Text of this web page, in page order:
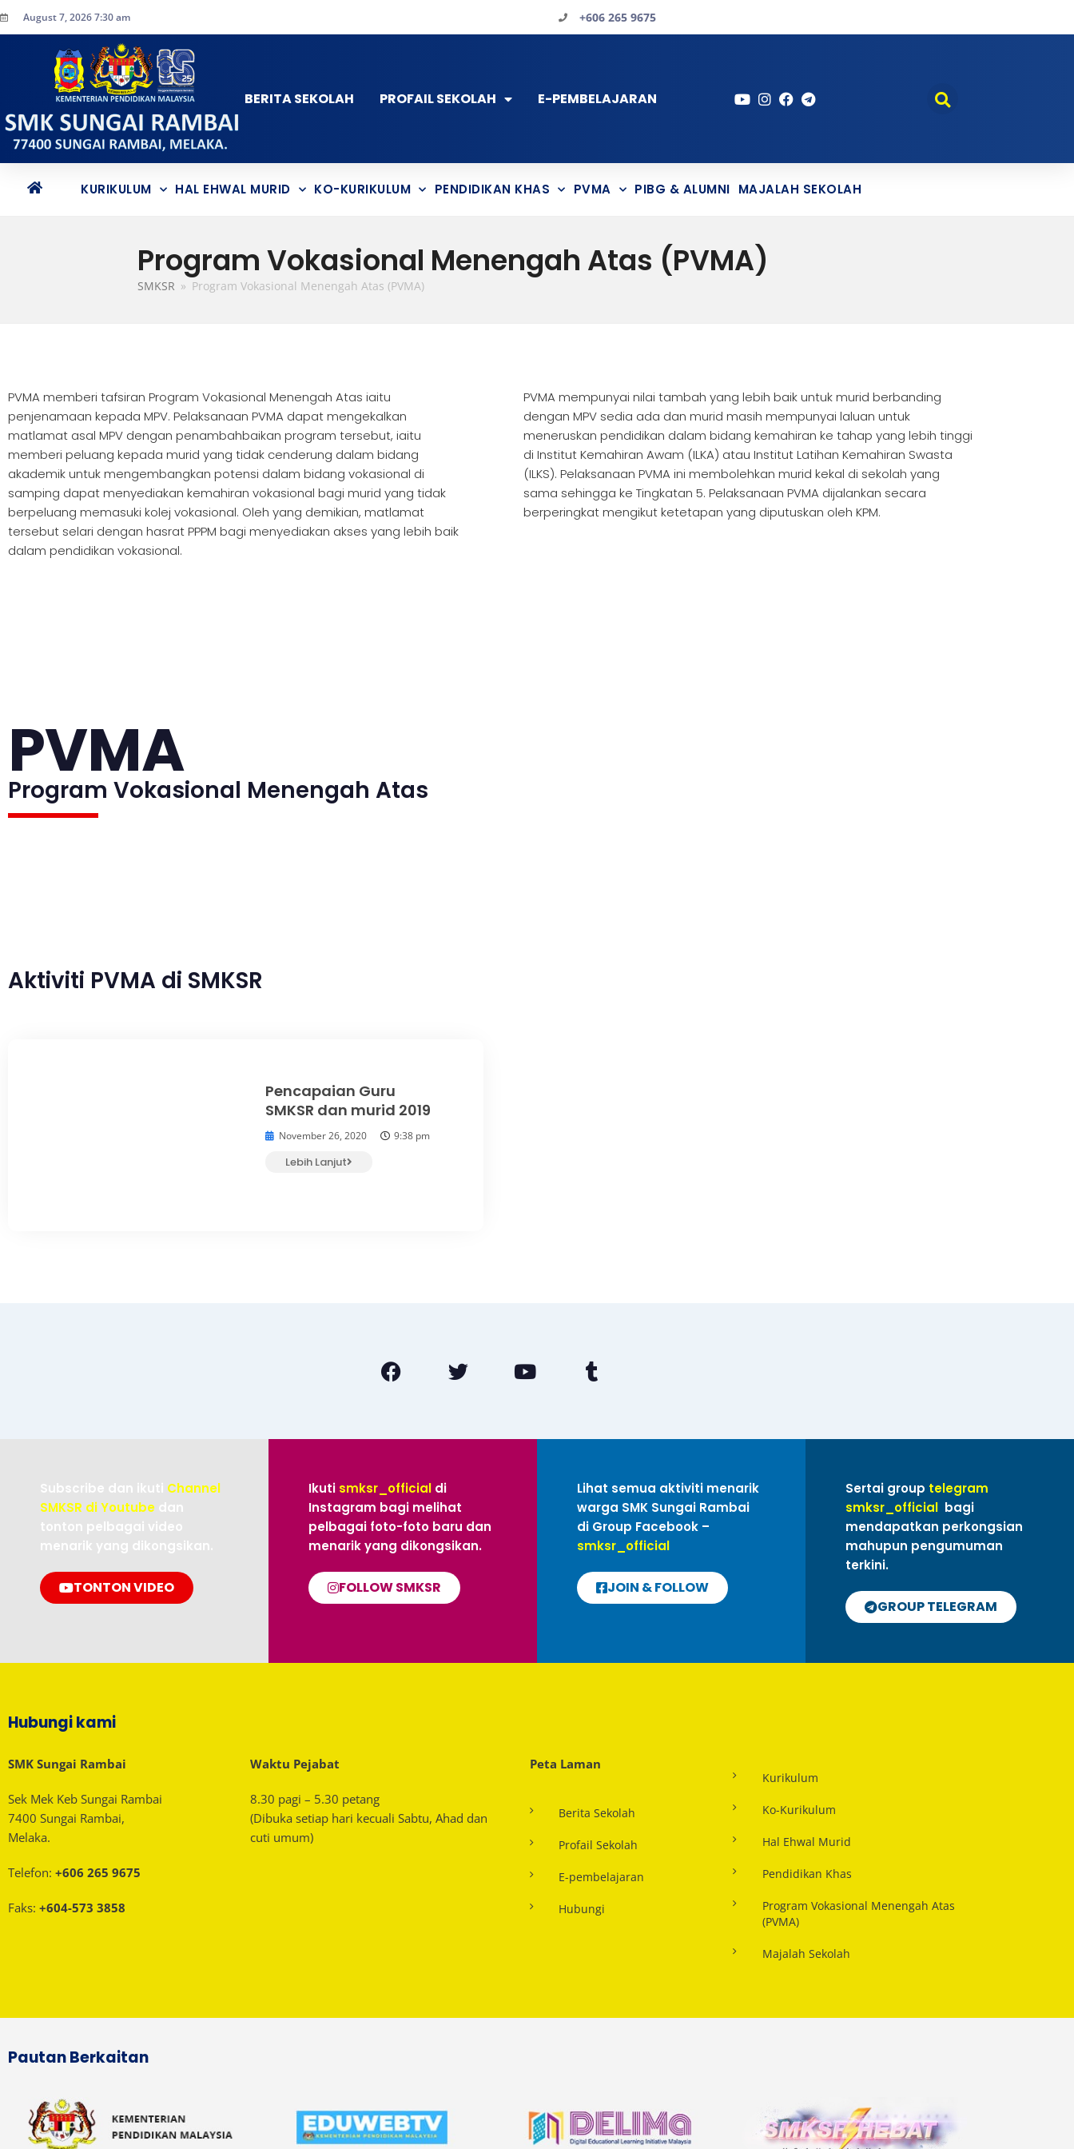
August 7, 2026 7:30 am +606 265 9675
BERITA SEKOLAH PROFAIL SEKOLAH E-PEMBELAJARAN
KURIKULUM HAL EHWAL MURID KO-KURIKULUM PENDIDIKAN KHAS PVMA PIBG & ALUMNI MAJALAH SEKOLAH
Program Vokasional Menengah Atas (PVMA)
SMKSR » Program Vokasional Menengah Atas (PVMA)
PVMA memberi tafsiran Program Vokasional Menengah Atas iaitu
penjenamaan kepada MPV. Pelaksanaan PVMA dapat mengekalkan
matlamat asal MPV dengan penambahbaikan program tersebut, iaitu
memberi peluang kepada murid yang tidak cenderung dalam bidang
akademik untuk mengembangkan potensi dalam bidang vokasional di
samping dapat menyediakan kemahiran vokasional bagi murid yang tidak
berpeluang memasuki kolej vokasional. Oleh yang demikian, matlamat
tersebut selari dengan hasrat PPPM bagi menyediakan akses yang lebih baik
dalam pendidikan vokasional.
PVMA mempunyai nilai tambah yang lebih baik untuk murid berbanding
dengan MPV sedia ada dan murid masih mempunyai laluan untuk
meneruskan pendidikan dalam bidang kemahiran ke tahap yang lebih tinggi
di Institut Kemahiran Awam (ILKA) atau Institut Latihan Kemahiran Swasta
(ILKS). Pelaksanaan PVMA ini membolehkan murid kekal di sekolah yang
sama sehingga ke Tingkatan 5. Pelaksanaan PVMA dijalankan secara
berperingkat mengikut ketetapan yang diputuskan oleh KPM.
PVMA
Program Vokasional Menengah Atas
Aktiviti PVMA di SMKSR
Pencapaian Guru
SMKSR dan murid 2019
November 26, 2020 9:38 pm
Lebih Lanjut
Subscribe dan ikuti Channel
SMKSR di Youtube dan
tonton pelbagai video
menarik yang dikongsikan.
TONTON VIDEO
Ikuti smksr_official di
Instagram bagi melihat
pelbagai foto-foto baru dan
menarik yang dikongsikan.
FOLLOW SMKSR
Lihat semua aktiviti menarik
warga SMK Sungai Rambai
di Group Facebook –
smksr_official
JOIN & FOLLOW
Sertai group telegram
smksr_official bagi
mendapatkan perkongsian
mahupun pengumuman
terkini.
GROUP TELEGRAM
Hubungi kami
SMK Sungai Rambai
Sek Mek Keb Sungai Rambai
7400 Sungai Rambai,
Melaka.
Telefon: +606 265 9675
Faks: +604-573 3858
Waktu Pejabat
8.30 pagi – 5.30 petang
(Dibuka setiap hari kecuali Sabtu, Ahad dan
cuti umum)
Peta Laman
Berita Sekolah
Profail Sekolah
E-pembelajaran
Hubungi
Kurikulum
Ko-Kurikulum
Hal Ehwal Murid
Pendidikan Khas
Program Vokasional Menengah Atas
(PVMA)
Majalah Sekolah
Pautan Berkaitan